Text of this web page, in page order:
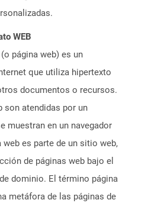
WEB
página web) es un
que utiliza hipertexto
documentos o recursos.
son atendidas por un
muestran en un navegador
web es parte de un sitio web,
de páginas web bajo el
dominio. El término página
metáfora de las páginas de